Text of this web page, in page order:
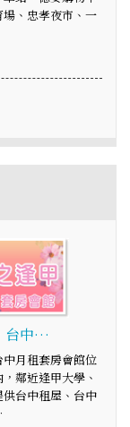
、忠孝夜市、一
台中…
月租套房會館位
鄰近逢甲大學、
台中租屋、台中